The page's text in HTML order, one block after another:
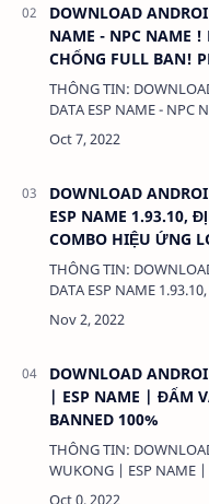
DOWNLOAD
NAME - NPC NAME !
CHỐNG FULL BAN!
MỚI!
THÔNG TIN: DOWNLOAD ANDROID UPDATE
DATA ESP NAME - NPC
CHỐNG FULL BAN!
DUNG LƯỢNG: 1MB LINK: (adsbygoogle =
DOWNLOAD
ESP NAME 1.93.10,
COMBO HIỆU ỨNG
NPC NAME NEW!
THÔNG TIN: DOWNLOAD ANDROID FF UPDATE
DATA ESP NAME
COMBO HIỆU ỨNG
NAME NEW! DUNG LƯỢNG: 1MB LINK:
DOWNLOAD
| ESP NAME | ĐẤM
BANNED 100%
THÔNG TIN: DOWNLOAD ANDROID DATA FLY
WUKONG | ESP NAME
ANTI BANNED 100% DUNG LƯỢNG: 1MB LINK: